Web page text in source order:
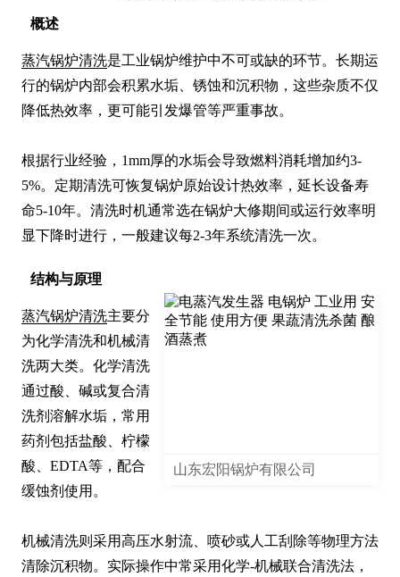
概述
蒸汽锅炉清洗是工业锅炉维护中不可或缺的环节。长期运
行的锅炉内部会积累水垢、锈蚀和沉积物，这些杂质不仅
降低热效率，更可能引发爆管等严重事故。
根据行业经验，1mm厚的水垢会导致燃料消耗增加约3-
5%。定期清洗可恢复锅炉原始设计热效率，延长设备寿
命5-10年。清洗时机通常选在锅炉大修期间或运行效率明
显下降时进行，一般建议每2-3年系统清洗一次。
结构与原理
山东宏阳锅炉有限公司
蒸汽锅炉清洗主要分
为化学清洗和机械清
洗两大类。化学清洗
通过酸、碱或复合清
洗剂溶解水垢，常用
药剂包括盐酸、柠檬
酸、EDTA等，配合
缓蚀剂使用。
机械清洗则采用高压水射流、喷砂或人工刮除等物理方法
清除沉积物。实际操作中常采用化学-机械联合清洗法，